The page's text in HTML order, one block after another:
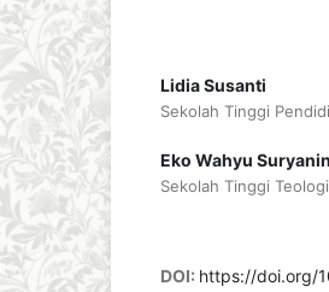
Lidia Susanti
Sekolah Tinggi
Eko Wahyu
Sekolah Tinggi
DOI: https://doi.org/